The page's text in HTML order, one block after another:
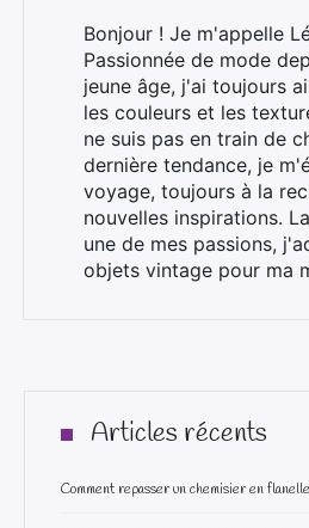
Bonjour ! Je m'appelle
Passionnée de mode
jeune âge, j'ai toujours
les couleurs et les
ne suis pas en train de
dernière tendance, je
voyage, toujours à la
nouvelles inspirations.
une de mes passions,
objets vintage pour ma
Articles récents
Comment repasser un chemisier en